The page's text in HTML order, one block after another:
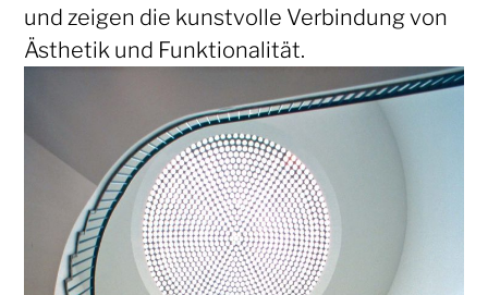
und zeigen die kunstvolle Verbindung von
Ästhetik und Funktionalität.